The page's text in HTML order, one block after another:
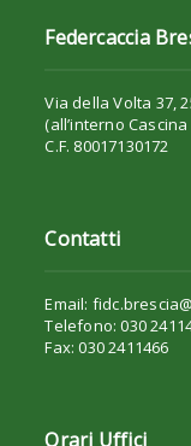
Federcaccia
Via della Volta 37,
(all’interno
C.F. 80017130172
Contatti
Email:
Telefono: 030
Fax: 030 2411466
Orari Uffici